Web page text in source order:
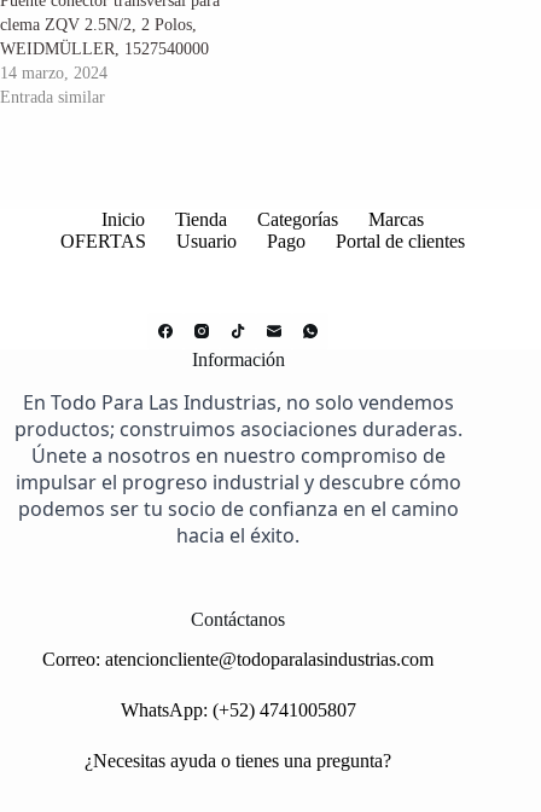
clema ZQV 2.5N/2, 2 Polos,
WEIDMÜLLER, 1527540000
14 marzo, 2024
Entrada similar
Inicio Tienda Categorías
Marcas
OFERTAS
Usuario Pago Portal de clientes
Información
En Todo Para Las Industrias, no solo vendemos
productos; construimos asociaciones duraderas.
Únete a nosotros en nuestro compromiso de
impulsar el progreso industrial y descubre cómo
podemos ser tu socio de confianza en el camino
hacia el éxito.
Contáctanos
Correo:atencioncliente@todoparalasindustrias.com
WhatsApp: (+52) 4741005807
¿Necesitas ayuda o tienes una pregunta?